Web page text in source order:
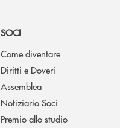
SOCI
Come diventare
Diritti e Doveri
Assemblea
Notiziario Soci
Premio allo studio